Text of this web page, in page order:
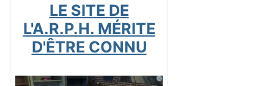
LE SITE DE
L'A.R.P.H. MÉRITE
D'ÊTRE CONNU